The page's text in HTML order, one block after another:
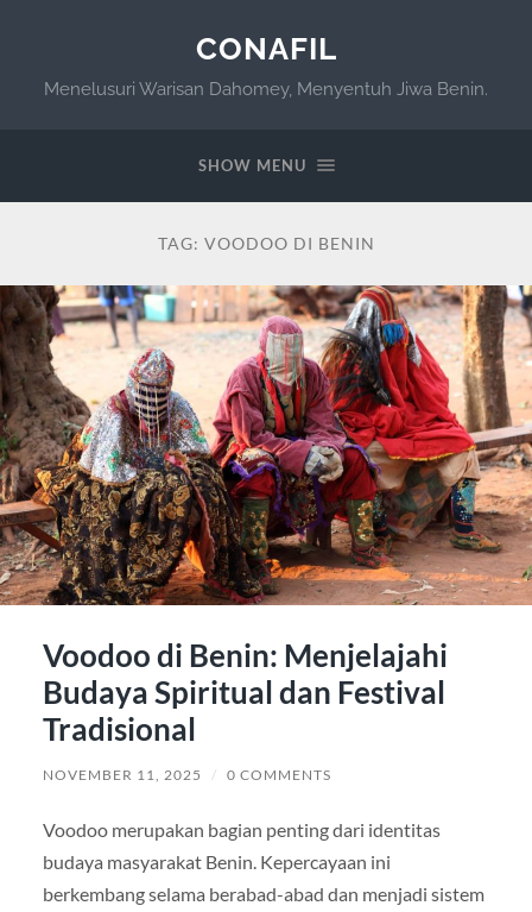
CONAFIL
Menelusuri Warisan Dahomey, Menyentuh Jiwa Benin.
SHOW MENU
TAG: VOODOO DI BENIN
Voodoo di Benin: Menjelajahi
Budaya Spiritual dan Festival
Tradisional
NOVEMBER 11, 2025 / 0 COMMENTS
Voodoo merupakan bagian penting dari identitas
budaya masyarakat Benin. Kepercayaan ini
berkembang selama berabad-abad dan menjadi sistem